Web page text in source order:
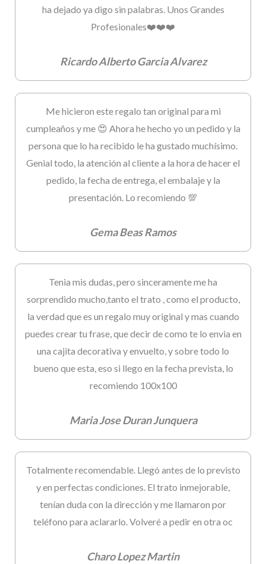
ha dejado ya digo sin palabras. Unos Grandes
Profesionales❤️❤️❤️
Ricardo Alberto Garcia Alvarez
Me hicieron este regalo tan original para mi
cumpleaños y me 😍 Ahora he hecho yo un pedido y la
persona que lo ha recibido le ha gustado muchísimo.
Genial todo, la atención al cliente a la hora de hacer el
pedido, la fecha de entrega, el embalaje y la
presentación. Lo recomiendo 💯
Gema Beas Ramos
Tenia mis dudas, pero sinceramente me ha
sorprendido mucho,tanto el trato , como el producto,
la verdad que es un regalo muy original y mas cuando
puedes crear tu frase, que decir de como te lo envia en
una cajita decorativa y envuelto, y sobre todo lo
bueno que esta, eso si llego en la fecha prevista, lo
recomiendo 100x100
Maria Jose Duran Junquera
Totalmente recomendable. Llegó antes de lo previsto
y en perfectas condiciones. El trato inmejorable,
tenían duda con la dirección y me llamaron por
teléfono para aclararlo. Volveré a pedir en otra oc
Charo Lopez Martin